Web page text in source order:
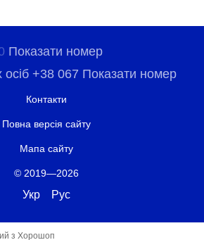
Показати номер
+38 067 Показати номер
Контакти
Повна версія сайту
Мапа сайту
© 2019—2026
Укр Рус
з Хорошоп